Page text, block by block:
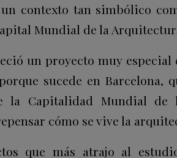
contexto tan simbólico
Mundial de la
un proyecto muy
sucede en Barcelona,
la Capitalidad Mundial de
cómo se vive la
que más atrajo al